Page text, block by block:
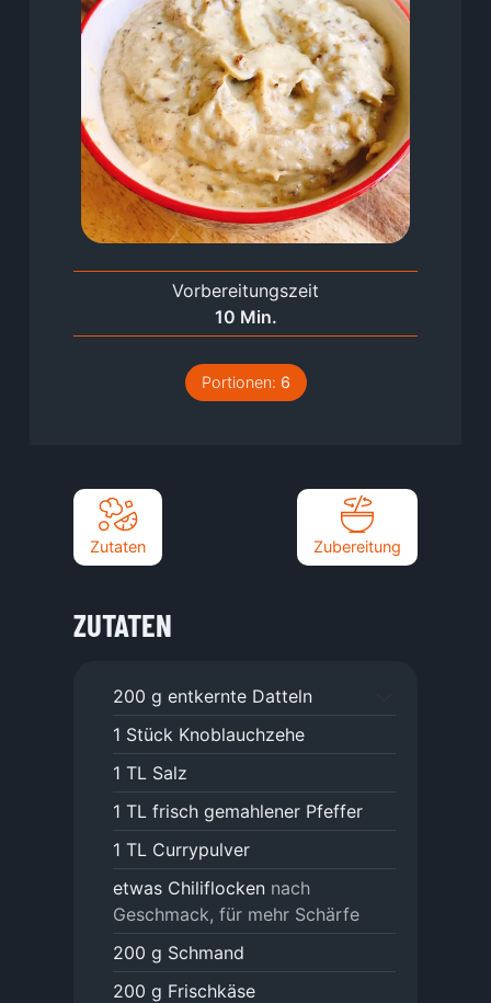
Vorbereitungszeit
10Minuten
Min.
Portionen: 6
Zutaten Zubereitung
ZUTATEN
200 g entkernte Datteln
1 Stück Knoblauchzehe
1 TL Salz
1 TL frisch gemahlener Pfeffer
1 TL Currypulver
etwas Chiliflocken nach
Geschmack, für mehr Schärfe
200 g Schmand
200 g Frischkäse